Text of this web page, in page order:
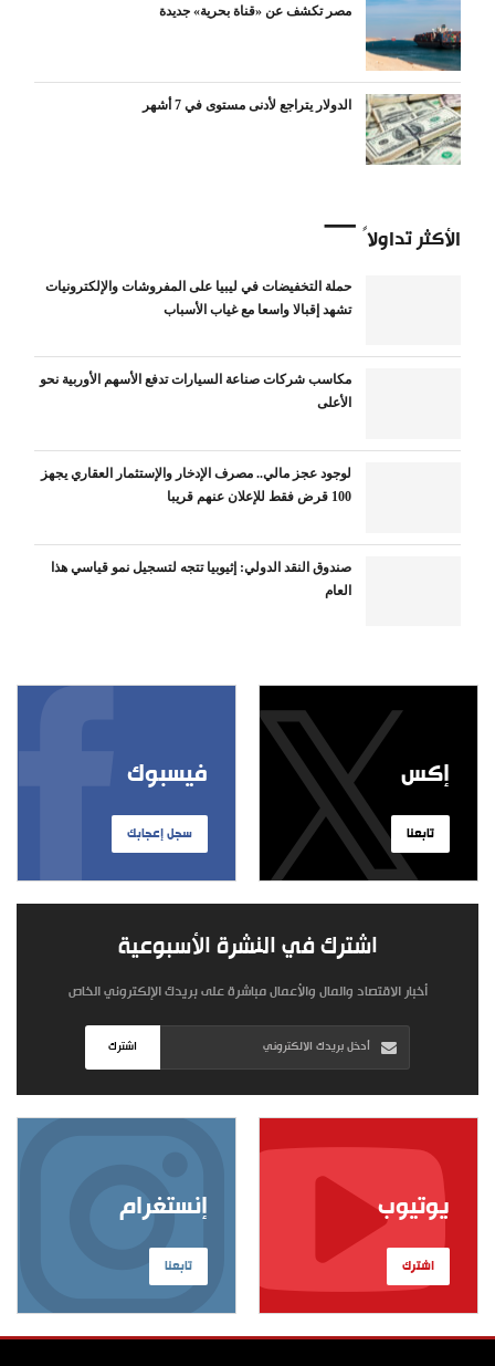
مصر تكشف عن «قناة بحرية» جديدة
الدولار يتراجع لأدنى مستوى في 7 أشهر
الأكثر تداولاً
حملة التخفيضات في ليبيا على المفروشات والإلكترونيات
تشهد إقبالا واسعا مع غياب الأسباب
مكاسب شركات صناعة السيارات تدفع الأسهم الأوربية نحو
الأعلى
لوجود عجز مالي.. مصرف الإدخار والإستثمار العقاري يجهز
100 قرض فقط للإعلان عنهم قريبا
صندوق النقد الدولي: إثيوبيا تتجه لتسجيل نمو قياسي هذا
العام
فيسبوك
سجل إعجابك
إكس
تابعنا
اشترك في النشرة الأسبوعية
أخبار الاقتصاد والمال والأعمال مباشرة على بريدك الإلكتروني الخاص
اشترك
إنستغرام
تابعنا
يوتيوب
اشترك